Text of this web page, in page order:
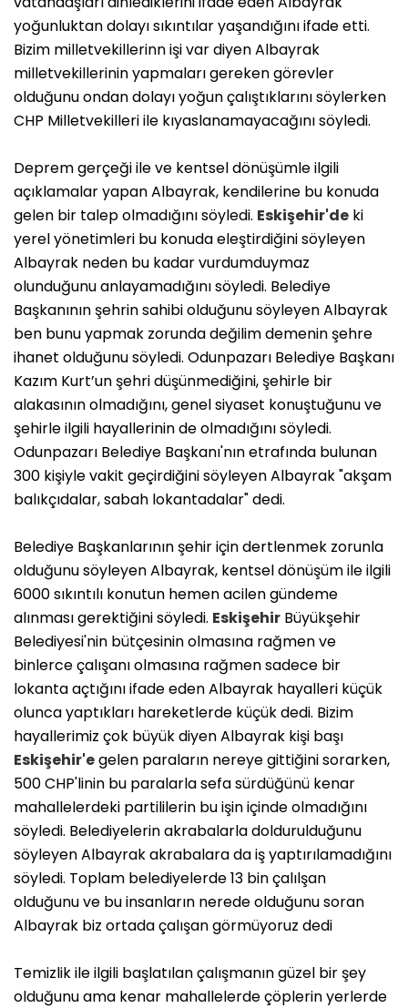
yoğunluktan dolayı sıkıntılar yaşandığını ifade etti.
Bizim milletvekillerinn işi var diyen Albayrak
milletvekillerinin yapmaları gereken görevler
olduğunu ondan dolayı yoğun çalıştıklarını söylerken
CHP Milletvekilleri ile kıyaslanamayacağını söyledi.
Deprem gerçeği ile ve kentsel dönüşümle ilgili
açıklamalar yapan Albayrak, kendilerine bu konuda
gelen bir talep olmadığını söyledi. Eskişehir'de ki
yerel yönetimleri bu konuda eleştirdiğini söyleyen
Albayrak neden bu kadar vurdumduymaz
olunduğunu anlayamadığını söyledi. Belediye
Başkanının şehrin sahibi olduğunu söyleyen Albayrak
ben bunu yapmak zorunda değilim demenin şehre
ihanet olduğunu söyledi. Odunpazarı Belediye Başkanı
Kazım Kurt’un şehri düşünmediğini, şehirle bir
alakasının olmadığını, genel siyaset konuştuğunu ve
şehirle ilgili hayallerinin de olmadığını söyledi.
Odunpazarı Belediye Başkanı'nın etrafında bulunan
300 kişiyle vakit geçirdiğini söyleyen Albayrak "akşam
balıkçıdalar, sabah lokantadalar" dedi.
Belediye Başkanlarının şehir için dertlenmek zorunla
olduğunu söyleyen Albayrak, kentsel dönüşüm ile ilgili
6000 sıkıntılı konutun hemen acilen gündeme
alınması gerektiğini söyledi. Eskişehir Büyükşehir
Belediyesi'nin bütçesinin olmasına rağmen ve
binlerce çalışanı olmasına rağmen sadece bir
lokanta açtığını ifade eden Albayrak hayalleri küçük
olunca yaptıkları hareketlerde küçük dedi. Bizim
hayallerimiz çok büyük diyen Albayrak kişi başı
Eskişehir'egelen paraların nereye gittiğini sorarken,
500 CHP'linin bu paralarla sefa sürdüğünü kenar
mahallelerdeki partililerin bu işin içinde olmadığını
söyledi. Belediyelerin akrabalarla doldurulduğunu
söyleyen Albayrak akrabalara da iş yaptırılamadığını
söyledi. Toplam belediyelerde 13 bin çalılşan
olduğunu ve bu insanların nerede olduğunu soran
Albayrak biz ortada çalışan görmüyoruz dedi
Temizlik ile ilgili başlatılan çalışmanın güzel bir şey
olduğunu ama kenar mahallelerde çöplerin yerlerde